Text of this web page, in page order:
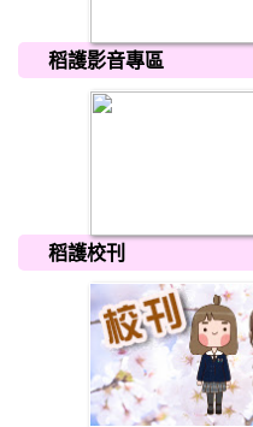
稻護影音專區
稻護校刊